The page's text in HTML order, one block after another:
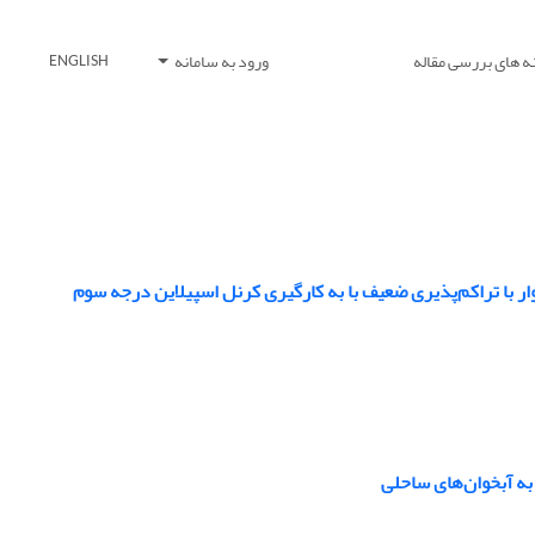
های بررسی مقاله ورود به سامانه ENGLISH
تراکم‌پذیری ضعیف با به کارگیری کرنل اسپیلاین درجه سوم
آبخوان‌های ساحلی